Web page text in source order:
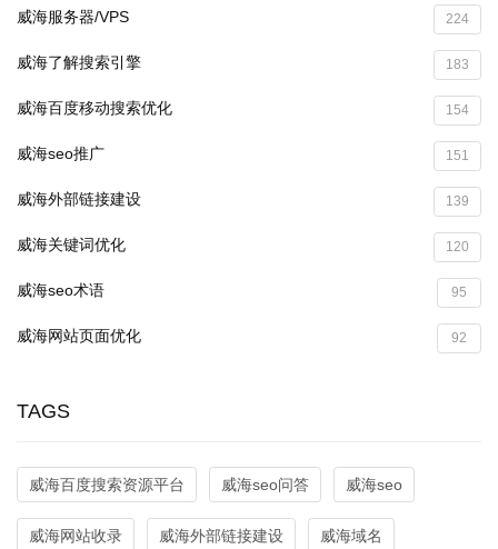
威海服务器/VPS 224
威海了解搜索引擎 183
威海百度移动搜索优化 154
威海seo推广 151
威海外部链接建设 139
威海关键词优化 120
威海seo术语 95
威海网站页面优化 92
TAGS
威海百度搜索资源平台 威海seo问答 威海seo
威海网站收录 威海外部链接建设 威海域名